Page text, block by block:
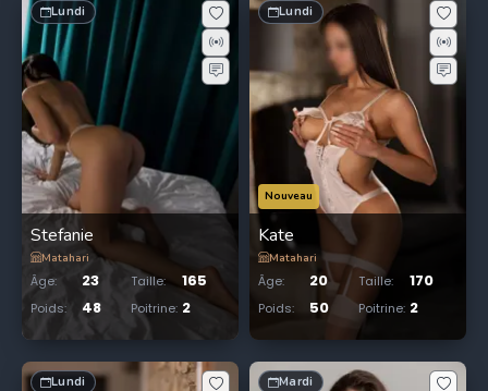
Lundi
Stefanie
Matahari
Âge: 23 Taille: 165
Poids: 48 Poitrine: 2
Nouveau
Lundi
Kate
Matahari
Âge: 20 Taille: 170
Poids: 50 Poitrine: 2
Lundi Mardi